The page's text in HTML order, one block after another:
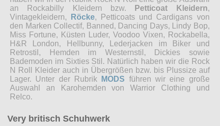
an Rockabilly Kleidern bzw.
Petticoat Kleidern,
Vintagekleidern,
Röcke, Petticoats und Cardigans von
den Marken Collectif, Banned, Dancing Days, Lindy Bop,
Miss Fortune, Küsten Luder, Voodoo Vixen, Rockabella,
H&R London, Hellbunny, Lederjacken im Biker und
Retrostil, Hemden im Westernstil, Dickies sowie
Bademoden im Sixties Stil. Natürlich haben wir die Rock
N Roll Kleider auch in Übergrößen bzw. bis Plussize auf
Lager. Unter der Rubrik
MODS führen wir eine große
Auswahl an Karohemden von Warrior Clothing und
Relco.
Very britisch Schuhwerk